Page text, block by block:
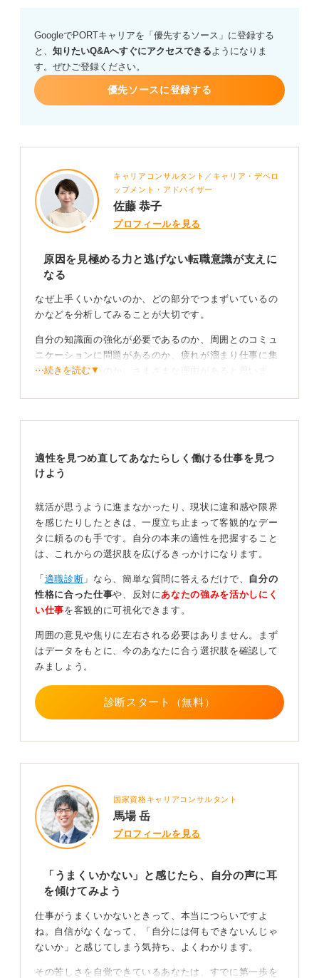
GoogleでPORTキャリアを「優先するソース」に登録する
と、 知りたいQ&Aへすぐにアクセスできるようになりま
す。ぜひご登録ください。
優先ソースに登録する
キャリアコンサルタント／キャリア・デベロ
ップメント・アドバイザー
佐藤 恭子
プロフィールを見る
原因を見極める力と逃げない転職意識が支えに
なる
なぜ上手くいかないのか、どの部分でつまずいているの
かなどを分析してみることが大切です。
自分の知識面の強化が必要であるのか、周囲とのコミュ
ニケーションに問題があるのか、疲れが溜まり仕事に集
中できていないのか、さまざまな理由があると思いま
とが前進への第一歩
また、周囲の人に話を聞いてもらうなど相談をしてみる
と良いです。話すことで状況や気持ちも整理できます。
内容によっては、上司や人事に相談してみるのも大切で
す。
精神的にも疲れが溜まっているようなら、お休みを取っ
て好きなことに時間を使う、ゆっくり旅行に行ってくる
のも有効です。
場合によっては、転職を考えるのも一つの手です。た
だ、現在の仕事から逃げるための転職ではなく、前向き
な転職にする必要があります。
私が転職希望者の支援をしていたときに感じたのは、今
いうことです。
採用担当者の気持ちになってみると想像ができると思い
ます。一人で悩まずに、周囲の力も借りてより良い方向
を探してみてください。
0
⋯続きを読む▼
適性を見つめ直してあなたらしく働ける仕事を見つ
けよう
就活が思うように進まなかったり、現状に違和感や限界
を感じたりしたときは、一度立ち止まって客観的なデー
タに頼るのも手です。自分の本来の適性を把握すること
は、これからの選択肢を広げるきっかけになります。
「 適職診断 」なら、簡単な質問に答えるだけで、 自分の
性格に合った仕事や、反対に あなたの強みを活かしにく
い仕事を客観的に可視化できます。
周囲の意見や焦りに左右される必要はありません。まず
はデータをもとに、今のあなたに合う選択肢を確認して
みましょう。
診断スタート（無料）
国家資格キャリアコンサルタント
馬場 岳
プロフィールを見る
「うまくいかない」と感じたら、自分の声に耳
を傾けてみよう
仕事がうまくいかないときって、本当につらいですよ
ね。自信がなくなって、「自分には何もできないんじゃ
ないか」と感じてしまう気持ち、よくわかります。
その苦しさを自覚できているあなたは、すでに第一歩を